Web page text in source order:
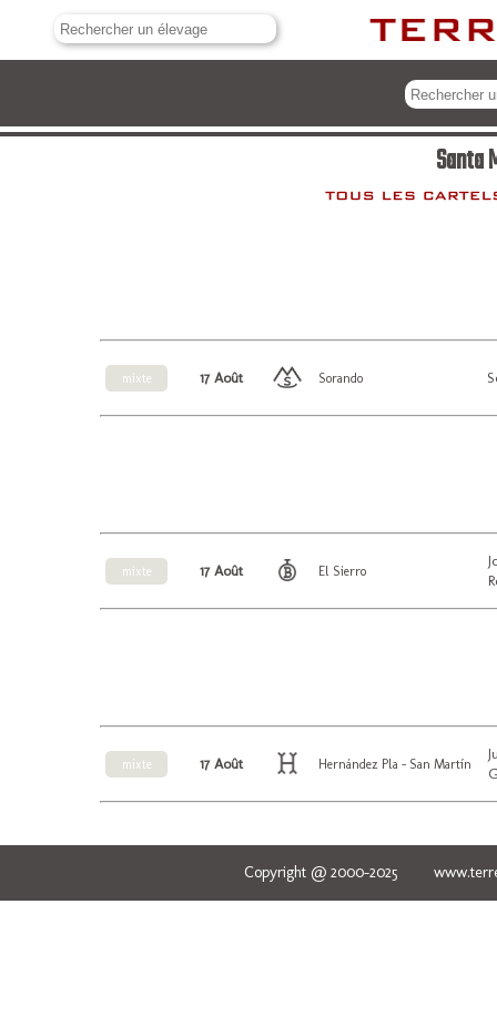
Santa
mixte 17 Août Sorando
mixte 17 Août El Sierro
mixte 17 Août Hernández Pla - San Martín
Copyright @ 2000-2025